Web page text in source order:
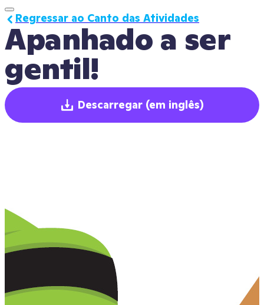
Apanhado a ser
gentil!
Regressar ao Canto das Atividades
Descarregar (em inglês)